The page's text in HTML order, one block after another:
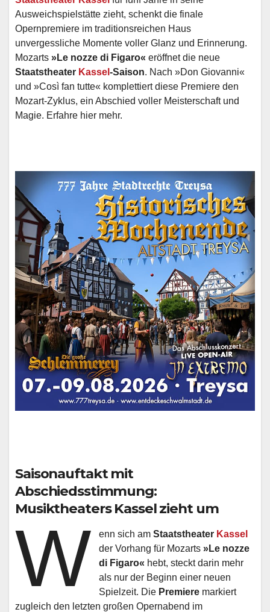
Ausweichspielstätte zieht, schenkt die finale
Opernpremiere im traditionsreichen Haus
unvergessliche Momente voller Glanz und Erinnerung.
Mozarts »Le nozze di Figaro« eröffnet die neue
Staatstheater Kassel -Saison. Nach »Don Giovanni«
und »Così fan tutte« komplettiert diese Premiere den
Mozart-Zyklus, ein Abschied voller Meisterschaft und
Magie. Erfahre hier mehr.
Saisonauftakt mit
Abschiedsstimmung:
Musiktheaters Kassel zieht um
W enn sich amStaatstheater Kassel
der Vorhang für Mozarts»Le nozze
di Figaro« hebt, steckt darin mehr
als nur der Beginn einer neuen
Spielzeit. Die Premiere markiert
zugleich den letzten großen Opernabend im